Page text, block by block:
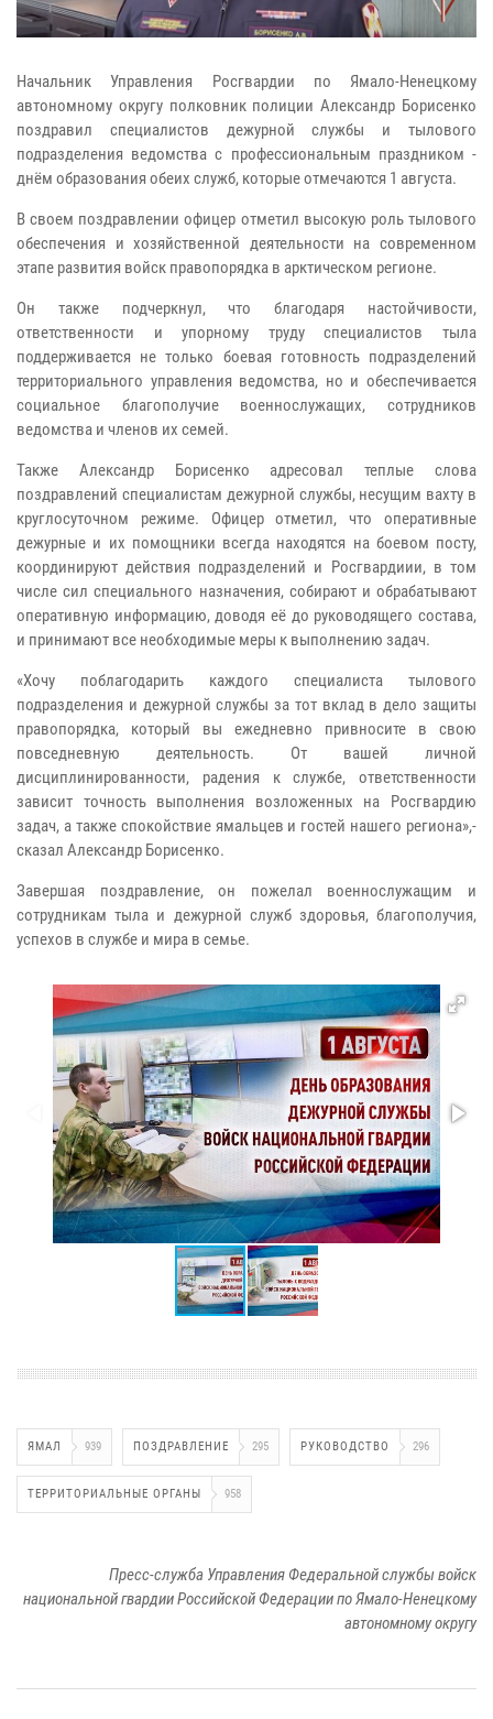
Начальник Управления Росгвардии по Ямало-Ненецкому
автономному округу полковник полиции Александр Борисенко
поздравил специалистов дежурной службы и тылового
подразделения ведомства с профессиональным праздником -
днём образования обеих служб, которые отмечаются 1 августа.
В своем поздравлении офицер отметил высокую роль тылового
обеспечения и хозяйственной деятельности на современном
этапе развития войск правопорядка в арктическом регионе.
Он также подчеркнул, что благодаря настойчивости,
ответственности и упорному труду специалистов тыла
поддерживается не только боевая готовность подразделений
территориального управления ведомства, но и обеспечивается
социальное благополучие военнослужащих, сотрудников
ведомства и членов их семей.
Также Александр Борисенко адресовал теплые слова
поздравлений специалистам дежурной службы, несущим вахту в
круглосуточном режиме. Офицер отметил, что оперативные
дежурные и их помощники всегда находятся на боевом посту,
координируют действия подразделений и Росгвардиии, в том
числе сил специального назначения, собирают и обрабатывают
оперативную информацию, доводя её до руководящего состава,
и принимают все необходимые меры к выполнению задач.
«Хочу поблагодарить каждого специалиста тылового
подразделения и дежурной службы за тот вклад в дело защиты
правопорядка, который вы ежедневно привносите в свою
повседневную деятельность. От вашей личной
дисциплинированности, радения к службе, ответственности
зависит точность выполнения возложенных на Росгвардию
задач, а также спокойствие ямальцев и гостей нашего региона»,-
сказал Александр Борисенко.
Завершая поздравление, он пожелал военнослужащим и
сотрудникам тыла и дежурной служб здоровья, благополучия,
успехов в службе и мира в семье.
ЯМАЛ 939 ПОЗДРАВЛЕНИЕ 295 РУКОВОДСТВО 296
ТЕРРИТОРИАЛЬНЫЕ ОРГАНЫ 958
Пресс-служба Управления Федеральной службы войск
национальной гвардии Российской Федерации по Ямало-Ненецкому
автономному округу